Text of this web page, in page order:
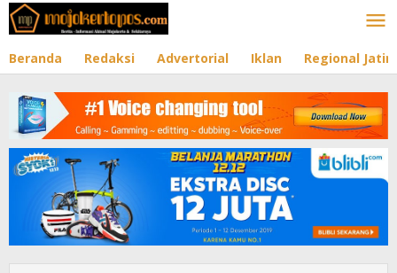
Lewati
ke
Beranda Redaksi Advertorial Iklan Regional Jatim